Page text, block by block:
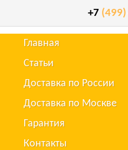
+7 (499)
Главная
Статьи
Доставка по России
Доставка по Москве
Гарантия
Контакты